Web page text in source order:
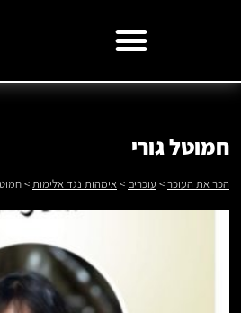
חמוטל גורי
הכר את העוכר> עוכרים >אימהות נגד אלימות>